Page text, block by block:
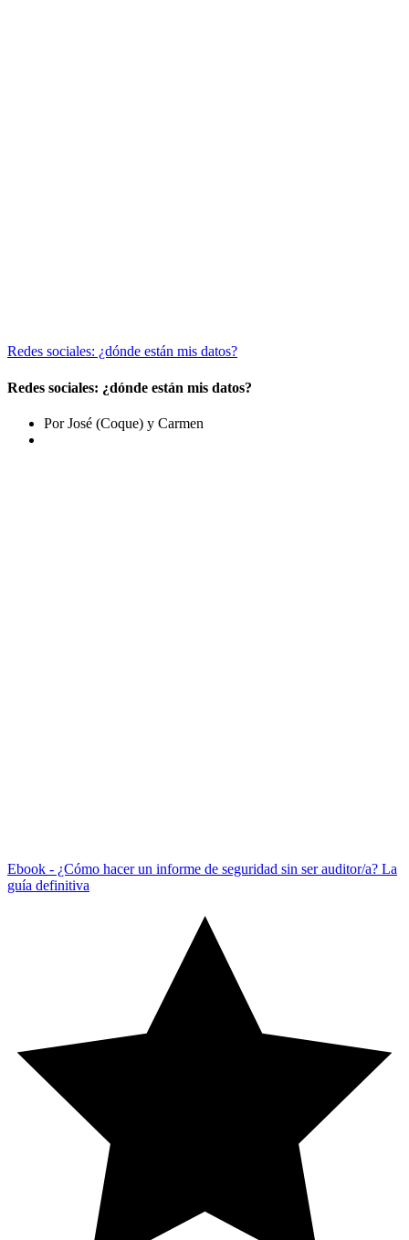
Redes sociales: ¿dónde están mis datos?
Redes sociales: ¿dónde están mis datos?
Por José (Coque) y Carmen
Ebook - ¿Cómo hacer un informe de seguridad sin ser auditor/a? La
guía definitiva